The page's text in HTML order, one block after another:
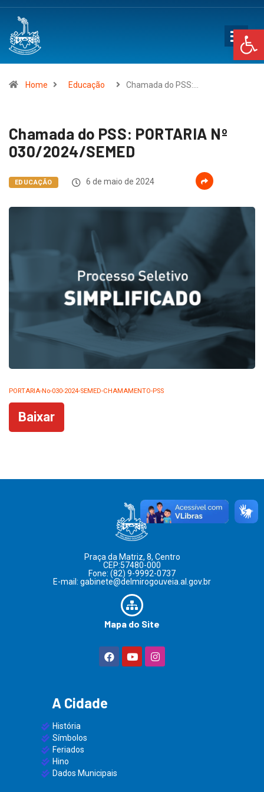
Home Educação Chamada do PSS:…
Chamada do PSS: PORTARIA Nº
030/2024/SEMED
EDUCAÇÃO 6 de maio de 2024
PORTARIA-No-030-2024-SEMED-CHAMAMENTO-PSS
Baixar
Praça da Matriz, 8, Centro
CEP:57480-000
Fone: (82) 9-9992-0737
E-mail: gabinete@delmirogouveia.al.gov.br
Mapa do Site
A Cidade
História
Símbolos
Feriados
Hino
Dados Municipais